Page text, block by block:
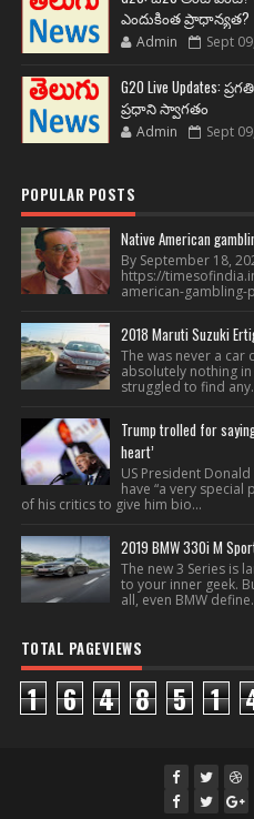
ఎందుకింత ప్రాధాన్యత?
Admin Sept
G20 Live
ప్రధాని స్వాగతం
Admin Sept
POPULAR POSTS
Native American
By September 18,
https://
american-
2018 Maruti Suzuki
The was never a car
absolutely nothing
struggled to find
Trump trolled for
heart’
US President
have “a very special
of his critics to give him bio...
2019 BMW 330i M
The new 3 Series is
to your inner geek.
all, even BMW
TOTAL PAGEVIEWS
1 6 4 8 5 1